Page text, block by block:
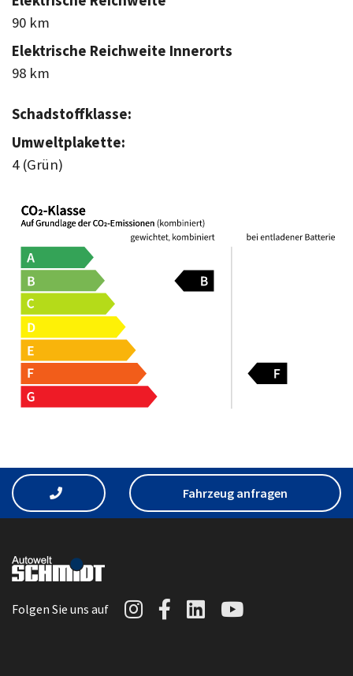
90 km
Elektrische Reichweite Innerorts
98 km
Schadstoffklasse:
Umweltplakette:
4 (Grün)
Fahrzeug anfragen
Folgen Sie uns auf Autowelt Schmidt auf
Autowelt Schmidt
AutoweltAutowelt